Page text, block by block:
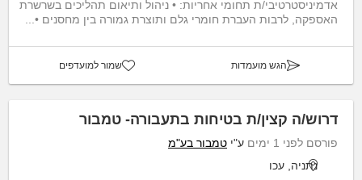
אדמיניסטרטיבי/ת תחומי אחריות: • ניהול ותיאום תהליכים בשרשרת
האספקה, לרבות העברת חומרי גלם ותוצרת גמורה בין מחסנים •...
הגש מועמדות שמור למועדפים
דרוש/ה קצין/ת בטיחות בתעבורה- טמבור
פורסם לפני 1 ימים ע"י טמבור בע"מ
נתניה, עכו